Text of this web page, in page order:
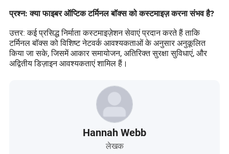
प्रश्न: क्या फाइबर ऑप्टिक टर्मिनल बॉक्स को कस्टमाइज़ करना संभव है?
उत्तर: कई प्रसिद्ध निर्माता कस्टमाइज़ेशन सेवाएं प्रदान करते हैं ताकि
टर्मिनल बॉक्स को विशिष्ट नेटवर्क आवश्यकताओं के अनुसार अनुकूलित
किया जा सके, जिसमें आकार समायोजन, अतिरिक्त सुरक्षा सुविधाएं, और
अद्वितीय डिज़ाइन आवश्यकताएं शामिल हैं।
Hannah Webb
लेखक